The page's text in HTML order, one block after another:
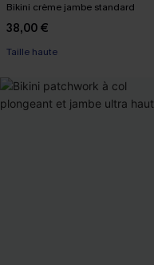
Bikini crème jambe standard
38,00 €
Taille haute